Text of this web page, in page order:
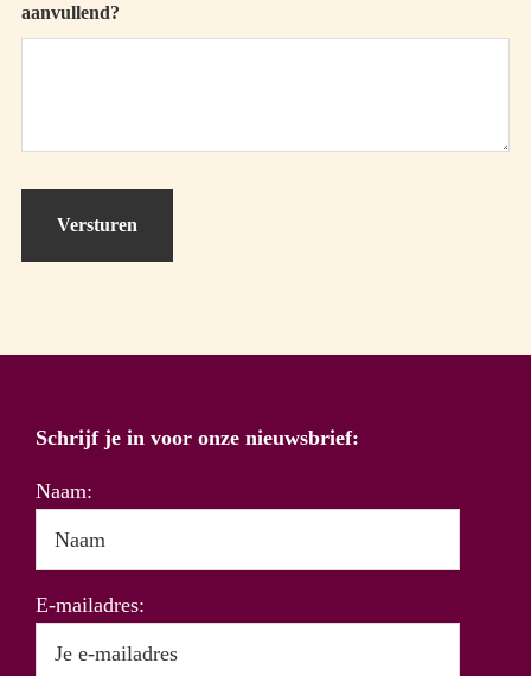
aanvullend?
Schrijf je in voor onze nieuwsbrief:
Naam:
E-mailadres: